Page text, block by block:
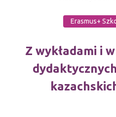
Erasmus+
Z wykładami i